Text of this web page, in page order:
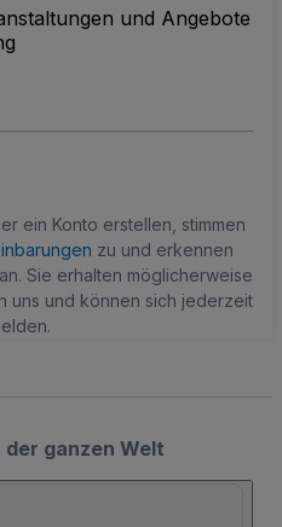
und Angebote
ein Konto erstellen, stimmen
zu und erkennen
an. Sie erhalten möglicherweise
uns und können sich jederzeit
ganzen Welt